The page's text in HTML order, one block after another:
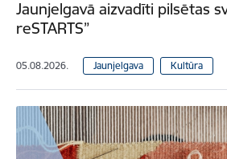
Jaunjelgavā aizvadīti pilsētas
reSTARTS”
05.08.2026. Jaunjelgava Kultūra